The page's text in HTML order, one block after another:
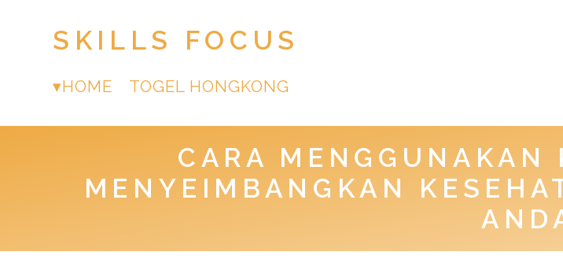
SKILLS FOCUS
HOME TOGEL HONGKONG
CARA
MENYEIMBANGKAN